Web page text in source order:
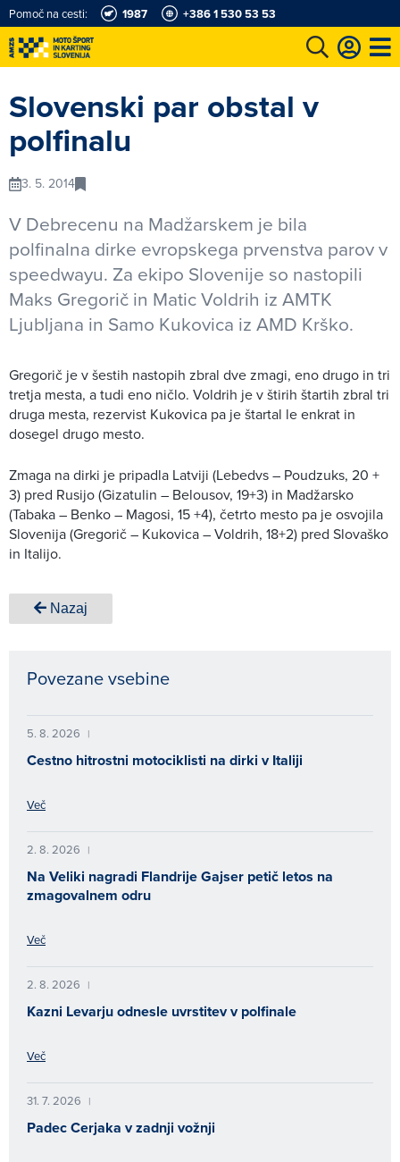
Pomoč na cesti: 1987 +386 1 530 53 53
Slovenski par obstal v
polfinalu
3. 5. 2014
V Debrecenu na Madžarskem je bila
polfinalna dirke evropskega prvenstva parov v
speedwayu. Za ekipo Slovenije so nastopili
Maks Gregorič in Matic Voldrih iz AMTK
Ljubljana in Samo Kukovica iz AMD Krško.
Gregorič je v šestih nastopih zbral dve zmagi, eno drugo in tri
tretja mesta, a tudi eno ničlo. Voldrih je v štirih štartih zbral tri
druga mesta, rezervist Kukovica pa je štartal le enkrat in
dosegel drugo mesto.
Zmaga na dirki je pripadla Latviji (Lebedvs – Poudzuks, 20 +
3) pred Rusijo (Gizatulin – Belousov, 19+3) in Madžarsko
(Tabaka – Benko – Magosi, 15 +4), četrto mesto pa je osvojila
Slovenija (Gregorič – Kukovica – Voldrih, 18+2) pred Slovaško
in Italijo.
Nazaj
Povezane vsebine
5. 8. 2026 |
Cestno hitrostni motociklisti na dirki v Italiji
Več
2. 8. 2026 |
Na Veliki nagradi Flandrije Gajser petič letos na
zmagovalnem odru
Več
2. 8. 2026 |
Kazni Levarju odnesle uvrstitev v polfinale
Več
31. 7. 2026 |
Padec Cerjaka v zadnji vožnji